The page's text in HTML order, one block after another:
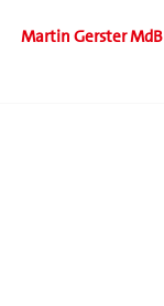
Martin Gerster MdB